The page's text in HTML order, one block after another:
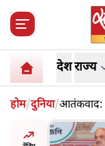
देशराज्य
होम/दुनिया/आतंकवाद:
से पूछिए
का